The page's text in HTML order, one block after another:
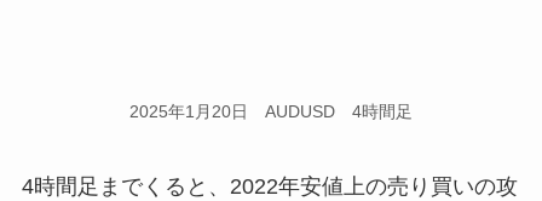
2025年1月20日 AUDUSD 4時間足
4時間足までくると、2022年安値上の売り買いの攻